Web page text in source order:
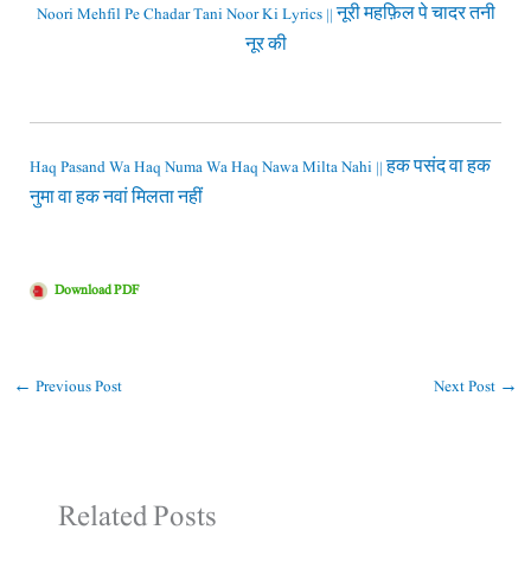
Noori Mehfil Pe Chadar Tani Noor Ki Lyrics || नूरी महफ़िल पे चादर तनी
नूर की
Haq Pasand Wa Haq Numa Wa Haq Nawa Milta Nahi || हक पसंद वा हक
नुमा वा हक नवां मिलता नहीं
Download PDF
← Previous Post Next Post →
Related Posts